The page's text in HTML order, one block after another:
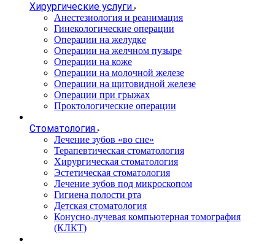
Хирургические услуги
Анестезиология и реанимация
Гинекологические операции
Операции на желудке
Операции на желчном пузыре
Операции на коже
Операции на молочной железе
Операции на щитовидной железе
Операции при грыжах
Проктологические операции
Стоматология
Лечение зубов «во сне»
Терапевтическая стоматология
Хирургическая стоматология
Эстетическая стоматология
Лечение зубов под микроскопом
Гигиена полости рта
Детская стоматология
Конусно-лучевая компьютерная томография
(КЛКТ)